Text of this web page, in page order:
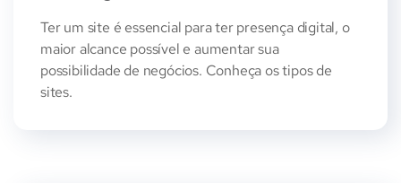
Ter um site é essencial para ter presença digital, o
maior alcance possível e aumentar sua
possibilidade de negócios. Conheça os tipos de
sites.